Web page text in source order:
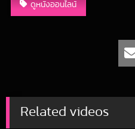
ดูหนังออนไลน์
Related videos